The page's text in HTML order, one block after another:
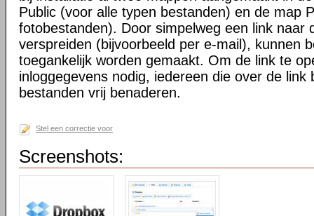
Public (voor alle typen bestanden) en de map
fotobestanden). Door simpelweg een link naar
verspreiden (bijvoorbeeld per e-mail), kunnen
toegankelijk worden gemaakt. Om de link te
inloggegevens nodig, iedereen die over de link
bestanden vrij benaderen.
Stel een correctie voor
Screenshots: